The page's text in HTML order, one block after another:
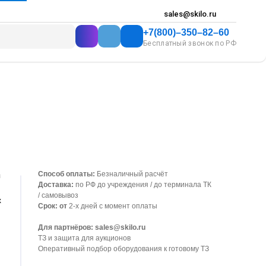
sales@skilo.ru
+7(800)–350–82–60
Бесплатный звонок по РФ
Способ оплаты: Безналичный расчёт
Доставка: по РФ до учреждения / до терминала ТК
/ самовывоз
Срок: от 2-х дней с момент оплаты
Для партнёров: sales@skilo.ru
ТЗ и защита для аукционов
Оперативный подбор оборудования к готовому ТЗ